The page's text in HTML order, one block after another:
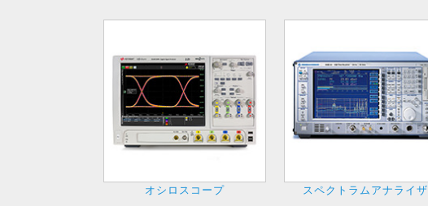
オシロスコープ スペクトラムアナライザ